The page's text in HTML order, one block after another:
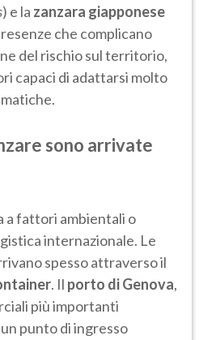
) e la zanzara giapponese
che complicano
del rischio sul territorio,
capaci di adattarsi molto
sono arrivate
a fattori ambientali o
internazionale. Le
spesso attraverso il
. Il porto di Genova,
più importanti
punto di ingresso